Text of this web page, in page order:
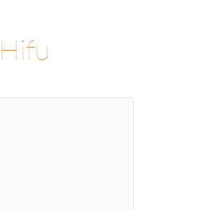
מכונת פנים Hifu
מכונת הסרת